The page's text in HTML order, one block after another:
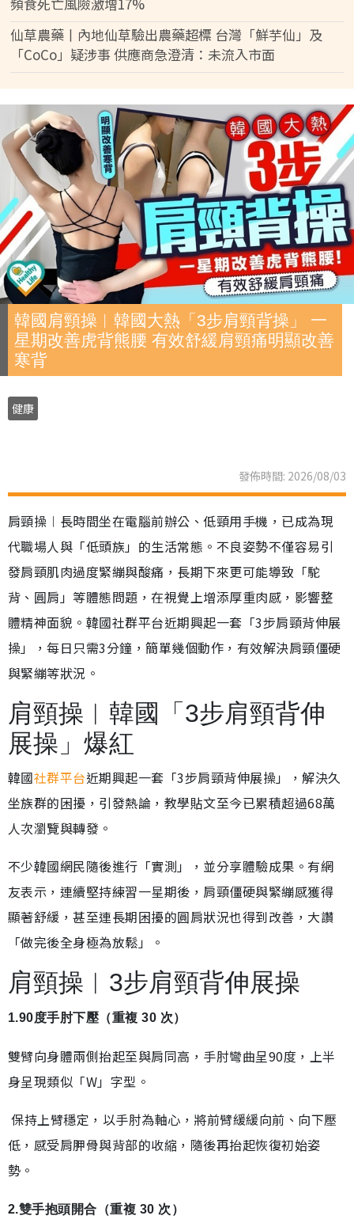
仙草農藥丨內地仙草驗出農藥超標 台灣「鮮芋仙」及
「CoCo」疑涉事 供應商急澄清：未流入市面
韓國肩頸操︱韓國大熱「3步肩頸背操」 一
星期改善虎背熊腰 有效舒緩肩頸痛明顯改善
寒背
健康
發佈時間: 2026/08/03
肩頸操︱長時間坐在電腦前辦公、低頸用手機，已成為現
代職場人與「低頭族」的生活常態。不良姿勢不僅容易引
發肩頸肌肉過度緊繃與酸痛，長期下來更可能導致「駝
背、圓肩」等體態問題，在視覺上增添厚重肉感，影響整
體精神面貌。韓國社群平台近期興起一套「3步肩頸背伸展
操」，每日只需3分鐘，簡單幾個動作，有效解決肩頸僵硬
與緊繃等狀況。
肩頸操︱韓國「3步肩頸背伸
展操」爆紅
韓國社群平台近期興起一套「3步肩頸背伸展操」，解決久
坐族群的困擾，引發熱論，教學貼文至今已累積超過68萬
人次瀏覽與轉發。
不少韓國網民隨後進行「實測」，並分享體驗成果。有網
友表示，連續堅持練習一星期後，肩頸僵硬與緊繃感獲得
顯著舒緩，甚至連長期困擾的圓肩狀況也得到改善，大讚
「做完後全身極為放鬆」。
肩頸操︱3步肩頸背伸展操
1.90度手肘下壓（重複 30 次）
雙臂向身體兩側抬起至與肩同高，手肘彎曲呈90度，上半
身呈現類似「W」字型。
保持上臂穩定，以手肘為軸心，將前臂緩緩向前、向下壓
低，感受肩胛骨與背部的收縮，隨後再抬起恢復初始姿
勢。
2.雙手抱頭開合（重複 30 次）